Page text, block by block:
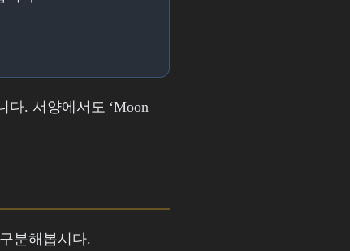
다. 서양에서도 ‘Moon
분해봅시다.